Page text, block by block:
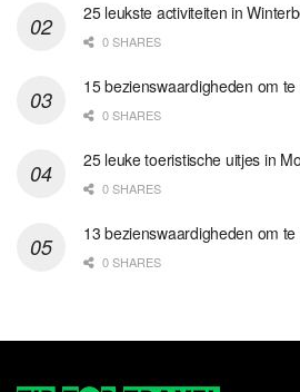
25 leukste activiteiten in
0 SHARES
15 bezienswaardigheden om
0 SHARES
25 leuke toeristische uitjes in
0 SHARES
13 bezienswaardigheden om
0 SHARES